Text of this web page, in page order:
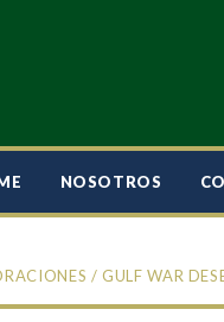
NOSOTROS
/ GULF WAR